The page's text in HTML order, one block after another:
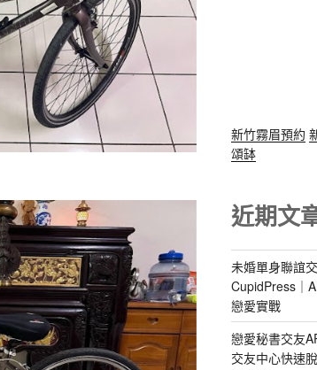
新竹霧眉預約
頌缽
近期文
未婚單身聯誼
CupidPress｜
戀愛實戰
戀愛秘書交友
交友中心快速